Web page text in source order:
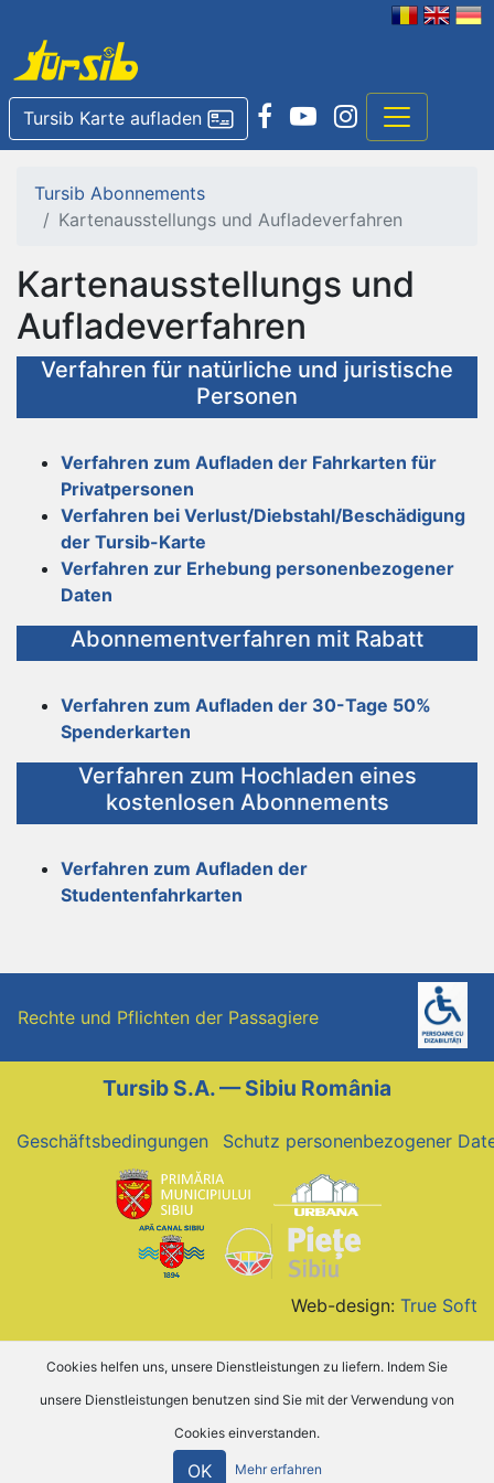
Tursib Karte aufladen
Tursib Abonnements
Kartenausstellungs und Aufladeverfahren
Kartenausstellungs und
Aufladeverfahren
Verfahren für natürliche und juristische
Personen
Verfahren zum Aufladen der Fahrkarten für
Privatpersonen
Verfahren bei Verlust/Diebstahl/Beschädigung
der Tursib-Karte
Verfahren zur Erhebung personenbezogener
Daten
Abonnementverfahren mit Rabatt
Verfahren zum Aufladen der 30-Tage 50%
Spenderkarten
Verfahren zum Hochladen eines
kostenlosen Abonnements
Verfahren zum Aufladen der
Studentenfahrkarten
Rechte und Pflichten der Passagiere
Tursib S.A. — Sibiu România
Geschäftsbedingungen Schutz personenbezogener
Web-design: True Soft
Cookies helfen uns, unsere Dienstleistungen zu liefern. Indem Sie
unsere Dienstleistungen benutzen sind Sie mit der Verwendung von
Cookies einverstanden.
OK Mehr erfahren